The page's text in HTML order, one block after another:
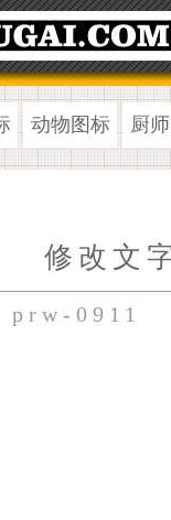
动物图标 厨
修改文
prw-0911